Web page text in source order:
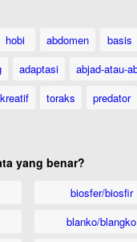
hobi abdomen basis
adaptasi abjad-atau-
kreatif toraks predator
yang benar?
biosfer/biosfir
blanko/blangko